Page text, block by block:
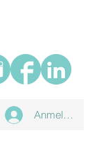
Anmelden